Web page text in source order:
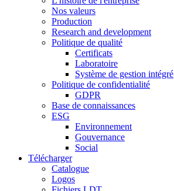
Nos valeurs
Production
Research and development
Politique de qualité
Certificats
Laboratoire
Système de gestion intégré
Politique de confidentialité
GDPR
Base de connaissances
ESG
Environnement
Gouvernance
Social
Télécharger
Catalogue
Logos